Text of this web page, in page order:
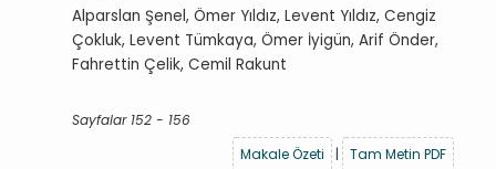
Alparslan Şenel, Ömer Yıldız, Levent Yıldız, Cengiz
Çokluk, Levent Tümkaya, Ömer İyigün, Arif Önder,
Fahrettin Çelik, Cemil Rakunt
Sayfalar 152 - 156
Makale Özeti
| Tam Metin PDF